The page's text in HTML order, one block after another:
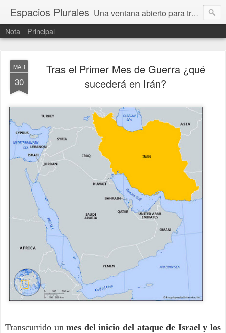
Espacios Plurales Una ventana abierto para tratar problemas que nos afectan a todxs. Temas sociales, educación, cultura, economía, política, derechos, calidad de vida. Estamos gobernados, pero queremos una calidad mayor en la política.
Nota Principal
MAR
30
Tras el Primer Mes de Guerra ¿qué
sucederá en Irán?
Transcurrido unmes del inicio del ataque de Israel y los